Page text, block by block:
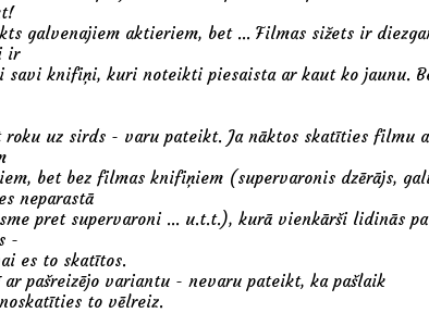
galvenajiem aktieriem, bet ... Filmas sižets ir
ir
savi knifiņi, kuri noteikti piesaista ar kaut ko jaunu.
roku uz sirds - varu pateikt. Ja nāktos skatīties filmu
bet bez filmas knifiņiem (supervaronis dzērājs,
neparastā
pret supervaroni ... u.t.t.), kurā vienkārši lidinās
-
es to skatītos.
ar pašreizējo variantu - nevaru pateikt, ka pašlaik
to vēlreiz.